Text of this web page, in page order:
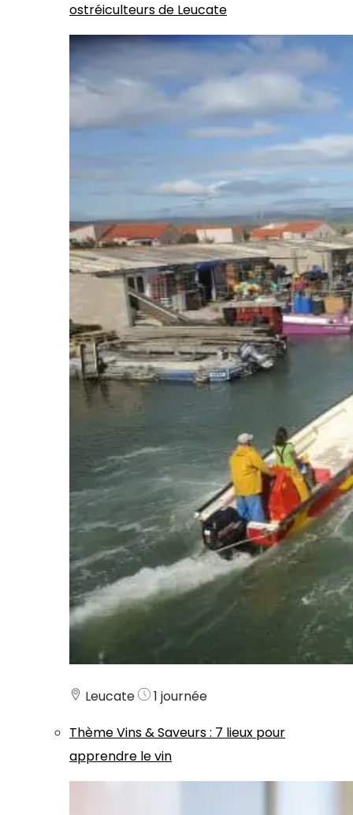
ostréiculteurs de Leucate
Leucate
1 journée
ThèmeVins & Saveurs: 7 lieux pour
apprendre le vin